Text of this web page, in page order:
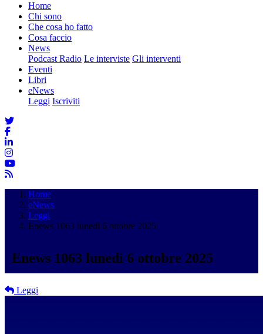
Home
Chi sono
Che cosa ho fatto
Cosa faccio
News
Podcast Radio Le interviste Gli interventi
Eventi
Libri
eNews
Leggi Iscriviti
Home
eNews
Leggi
Enews 1063 lunedì 6 ottobre 2025
Enews 1063 lunedì 6 ottobre 2025
Leggi